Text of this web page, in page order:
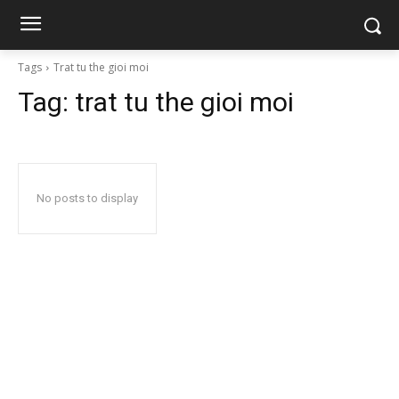
Tags Trat tu the gioi moi
Tag: trat tu the gioi moi
No posts to display